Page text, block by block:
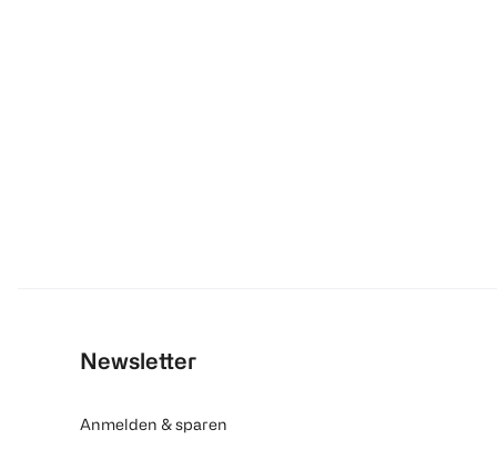
Newsletter
Anmelden & sparen